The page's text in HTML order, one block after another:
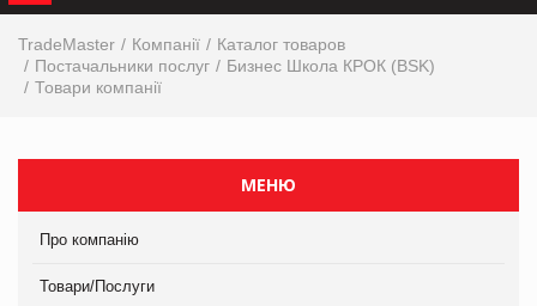
TradeMaster Компанії
Каталог товаров
Постачальники послуг
Бизнес Школа КРОК (BSK)
Товари компанії
МЕНЮ
Про компанію
Товари/Послуги